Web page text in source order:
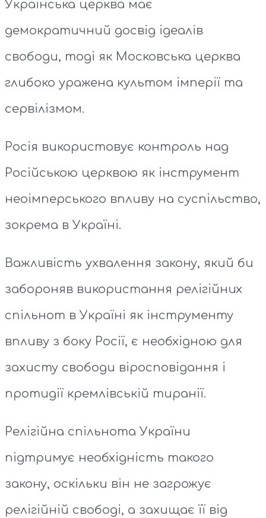
Українська церква має
демократичний досвід ідеалів
свободи, тоді як Московська церква
глибоко уражена культом імперії та
сервілізмом.
Росія використовує контроль над
Російською церквою як інструмент
неоімперського впливу на суспільство,
зокрема в Україні.
Важливість ухвалення закону, який би
забороняв використання релігійних
спільнот в Україні як інструменту
впливу з боку Росії, є необхідною для
захисту свободи віросповідання і
протидії кремлівській тиранії.
Релігійна спільнота України
підтримує необхідність такого
закону, оскільки він не загрожує
релігійній свободі, а захищає її від